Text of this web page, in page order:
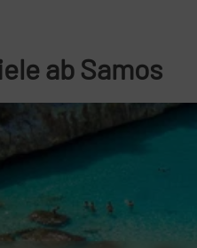
ab Samos